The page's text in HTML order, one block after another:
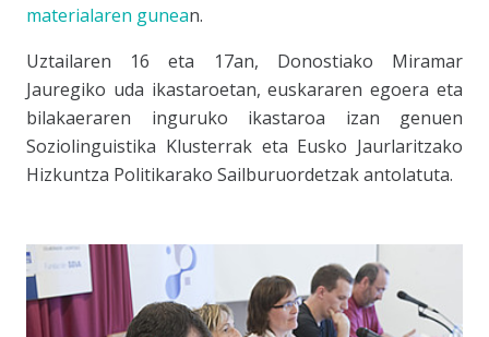
materialaren gunean.
Uztailaren 16 eta 17an, Donostiako Miramar
Jauregiko uda ikastaroetan, euskararen egoera eta
bilakaeraren inguruko ikastaroa izan genuen
Soziolinguistika Klusterrak eta Eusko Jaurlaritzako
Hizkuntza Politikarako Sailburuordetzak antolatuta.